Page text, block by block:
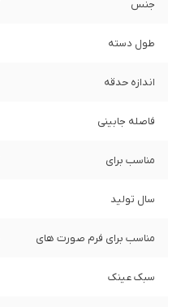
جنس
طول دسته
اندازه حدقه
فاصله جابینی
مناسب برای
سال تولید
مناسب برای فرم صورت های
سبک عینک